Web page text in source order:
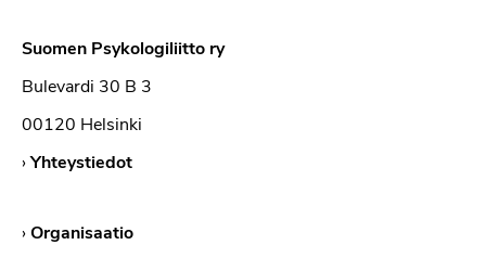
Suomen Psykologiliitto ry
Bulevardi 30 B 3
00120 Helsinki
›Yhteystiedot
›Organisaatio